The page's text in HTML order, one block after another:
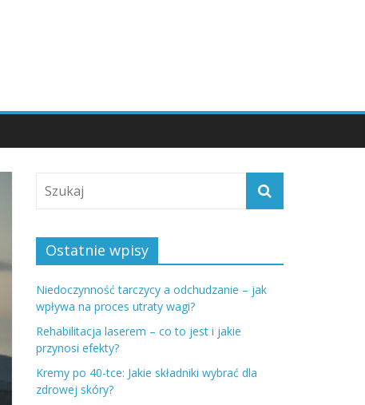
Ostatnie wpisy
Niedoczynność tarczycy a odchudzanie – jak
wpływa na proces utraty wagi?
Rehabilitacja laserem – co to jest i jakie
przynosi efekty?
Kremy po 40-tce: Jakie składniki wybrać dla
zdrowej skóry?